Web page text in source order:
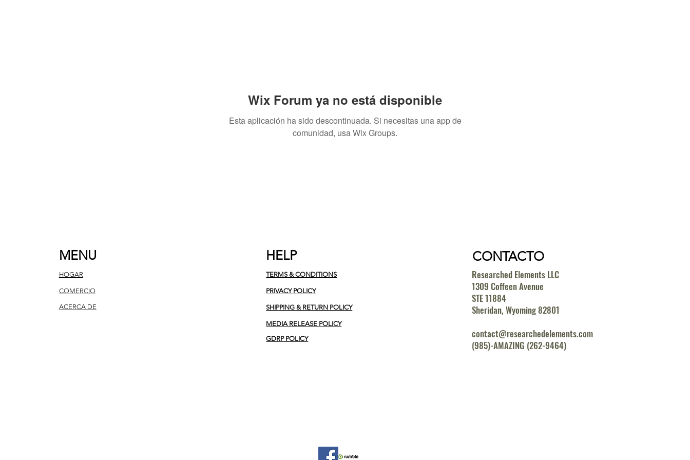
Wix Forum ya no está disponible
Esta aplicación ha sido descontinuada. Si necesitas una app de
comunidad, usa Wix Groups.
MENU
HOGAR
COMERCIO
ACERCA DE
HELP
TERMS & CONDITIONS
PRIVACY POLICY
SHIPPING & RETURN POLICY
MEDIA RELEASE POLICY
GDRP POLICY
CONTACTO
Researched Elements LLC
1309 Coffeen Avenue
STE 11884
Sheridan, Wyoming 82801
contact@researchedelements.com
(985)-AMAZING (262-9464)